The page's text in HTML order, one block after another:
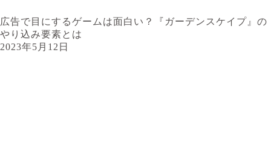
広告で目にするゲームは面白い？『ガーデンスケイプ』の
やり込み要素とは
2023年5月12日